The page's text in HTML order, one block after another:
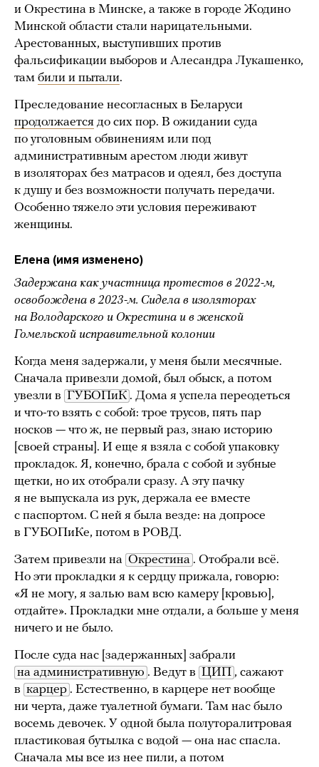
и Окрестина в Минске, а также в городе Жодино
Минской области стали нарицательными.
Арестованных, выступивших против
фальсификации выборов и Алесандра Лукашенко,
там били и пытали.
Преследование несогласных в Беларуси
продолжается до сих пор. В ожидании суда
по уголовным обвинениям или под
административным арестом люди живут
в изоляторах без матрасов и одеял, без доступа
к душу и без возможности получать передачи.
Особенно тяжело эти условия переживают
женщины.
Елена (имя изменено)
Задержана как участница протестов в 2022-м,
освобождена в 2023-м. Сидела в изоляторах
на Володарского и Окрестина и в женской
Гомельской исправительной колонии
Когда меня задержали, у меня были месячные.
Сначала привезли домой, был обыск, а потом
увезли в ГУБОПиК . Дома я успела переодеться
и что-то взять с собой: трое трусов, пять пар
носков — что ж, не первый раз, знаю историю
[своей страны]. И еще я взяла с собой упаковку
прокладок. Я, конечно, брала с собой и зубные
щетки, но их отобрали сразу. А эту пачку
я не выпускала из рук, держала ее вместе
с паспортом. С ней я была везде: на допросе
в ГУБОПиКе, потом в РОВД.
Затем привезли на Окрестина . Отобрали всё.
Но эти прокладки я к сердцу прижала, говорю:
«Я не могу, я залью вам всю камеру [кровью],
отдайте». Прокладки мне отдали, а больше у меня
ничего и не было.
После суда нас [задержанных] забрали
на административную . Ведут в ЦИП , сажают
в карцер . Естественно, в карцере нет вообще
ни черта, даже туалетной бумаги. Там нас было
восемь девочек. У одной была полуторалитровая
пластиковая бутылка с водой — она нас спасла.
Сначала мы все из нее пили, а потом